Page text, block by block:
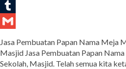
LinkedIn
Tumblr
Jasa Pembuatan Papan Nama Meja
Masjid Jasa Pembuatan Papan
Sekolah, Masjid. Telah semua kita